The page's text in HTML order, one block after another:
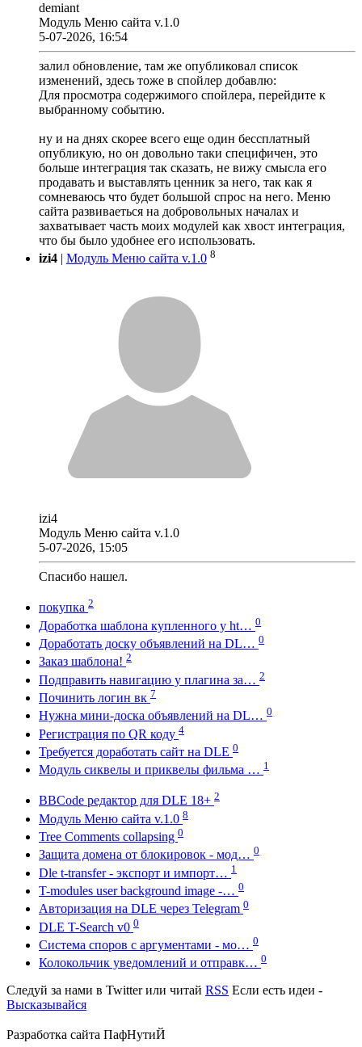
demiant
Модуль Меню сайта v.1.0
5-07-2026, 16:54
залил обновление, там же опубликовал список
изменений, здесь тоже в спойлер добавлю:
Для просмотра содержимого спойлера, перейдите к
выбранному событию.
ну и на днях скорее всего еще один бессплатный
опубликую, но он довольно таки специфичен, это
больше интеграция так сказать, не вижу смысла его
продавать и выставлять ценник за него, так как я
сомневаюсь что будет большой спрос на него. Меню
сайта развиваеться на добровольных началах и
захватывает часть моих модулей как хвост интеграция,
что бы было удобнее его использовать.
izi4 | Модуль Меню сайта v.1.0 8
izi4
Модуль Меню сайта v.1.0
5-07-2026, 15:05
Спасибо нашел.
покупка 2
Доработка шаблона купленного у ht… 0
Доработать доску объявлений на DL… 0
Заказ шаблона! 2
Подправить навигацию у плагина за… 2
Починить логин вк 7
Нужна мини-доска объявлений на DL… 0
Регистрация по QR коду 4
Требуется доработать сайт на DLE 0
Модуль сиквелы и приквелы фильма … 1
BBCode редактор для DLE 18+ 2
Модуль Меню сайта v.1.0 8
Tree Comments collapsing 0
Защита домена от блокировок - мод… 0
Dle t-transfer - экспорт и импорт… 1
T-modules user background image -… 0
Авторизация на DLE через Telegram 0
DLE T-Search v0 0
Система споров с аргументами - мо… 0
Колокольчик уведомлений и отправк… 0
Следуй за нами в Twitterили читай RSS Если есть идеи -
Высказывайся
Разработка сайта ПафНутиЙ